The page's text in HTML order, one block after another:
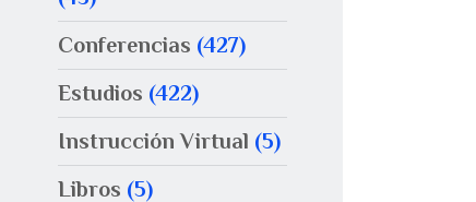
Conferencias (427)
Estudios (422)
Instrucción Virtual (5)
Libros (5)